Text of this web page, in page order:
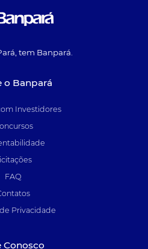
tem Banpará.
o Banpará
Investidores
FAQ
Privacidade
Conosco